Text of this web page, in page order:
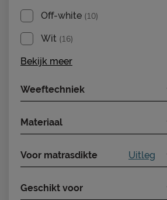
Off-white (10)
Wit (16)
Bekijk meer
Weeftechniek
Materiaal
Voor matrasdikte Uitleg
Geschikt voor